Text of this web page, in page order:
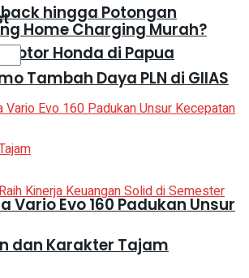
hingga Potongan
Honda di Papua
Vario Evo 160 Padukan Unsur
dan Karakter Tajam
Home Charging Murah?
Tambah Daya PLN di GIIAS